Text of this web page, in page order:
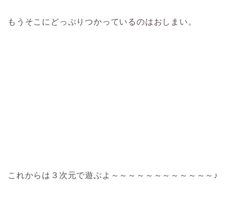
もうそこにどっぷりつかっているのはおしまい。
これからは３次元で遊ぶよ～～～～～～～～～～～～♪